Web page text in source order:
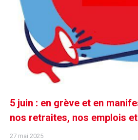
5 juin : en grève et en
nos retraites, nos emplois
27 mai 2025